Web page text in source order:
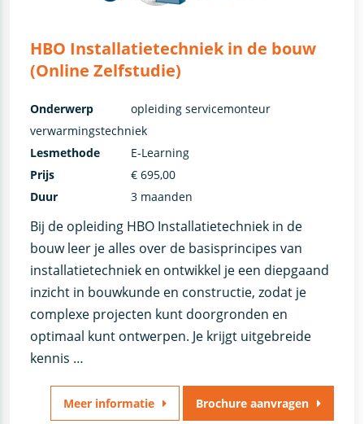
HBO Installatietechniek in de bouw
(Online Zelfstudie)
Bij de opleiding HBO Installatietechniek in de
bouw leer je alles over de basisprincipes van
installatietechniek en ontwikkel je een diepgaand
inzicht in bouwkunde en constructie, zodat je
complexe projecten kunt doorgronden en
optimaal kunt ontwerpen. Je krijgt uitgebreide
kennis …
Onderwerp
opleiding servicemonteur
verwarmingstechniek
Lesmethode
E-Learning
Prijs
€ 695,00
Duur
3 maanden
Meer informatie Brochure aanvragen